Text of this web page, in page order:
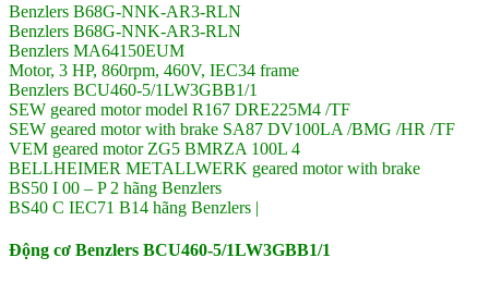
Benzlers B68G-NNK-AR3-RLN
Benzlers B68G-NNK-AR3-RLN
Benzlers MA64150EUM
Motor, 3 HP, 860rpm, 460V, IEC34 frame
Benzlers BCU460-5/1LW3GBB1/1
SEW geared motor model R167 DRE225M4 /TF
SEW geared motor with brake SA87 DV100LA /BMG /HR /TF
VEM geared motor ZG5 BMRZA 100L 4
BELLHEIMER METALLWERK geared motor with brake
BS50 I 00 – P 2 hãng Benzlers
BS40 C IEC71 B14 hãng Benzlers |
Động cơ Benzlers BCU460-5/1LW3GBB1/1